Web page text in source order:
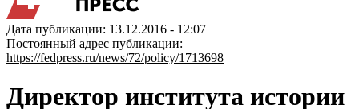
Дата публикации: 13.12.2016 - 12:07
Постоянный адрес публикации:
https://fedpress.ru/news/72/policy/1713698
Директор института истории